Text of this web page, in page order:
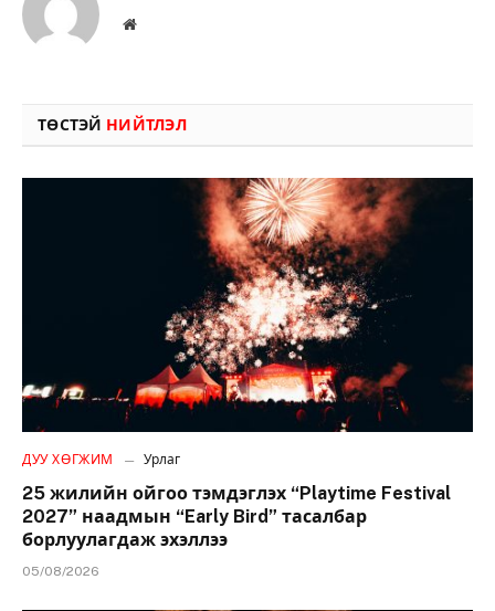
Вэбсайт
ТӨСТЭЙ НИЙТЛЭЛ
ДУУ ХӨГЖИМ Урлаг
25 жилийн ойгоо тэмдэглэх “Playtime Festival
2027” наадмын “Early Bird” тасалбар
борлуулагдаж эхэллээ
05/08/2026